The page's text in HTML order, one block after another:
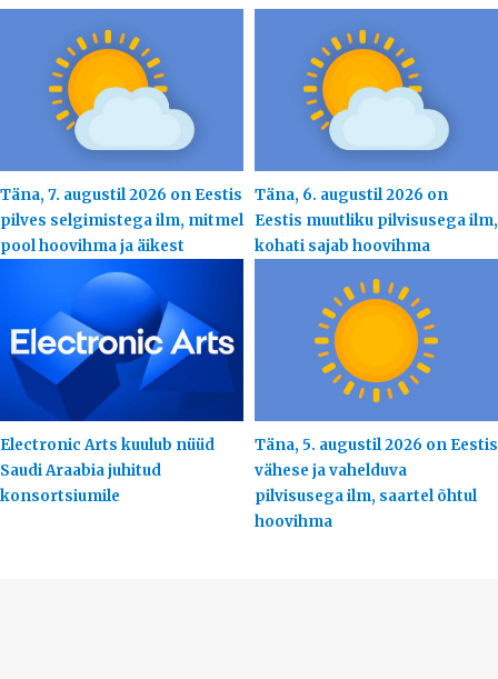
Täna, 7. augustil 2026 on Eestis
pilves selgimistega ilm, mitmel
pool hoovihma ja äikest
Täna, 6. augustil 2026 on
Eestis muutliku pilvisusega ilm,
kohati sajab hoovihma
Electronic Arts kuulub nüüd
Saudi Araabia juhitud
konsortsiumile
Täna, 5. augustil 2026 on Eestis
vähese ja vahelduva
pilvisusega ilm, saartel õhtul
hoovihma